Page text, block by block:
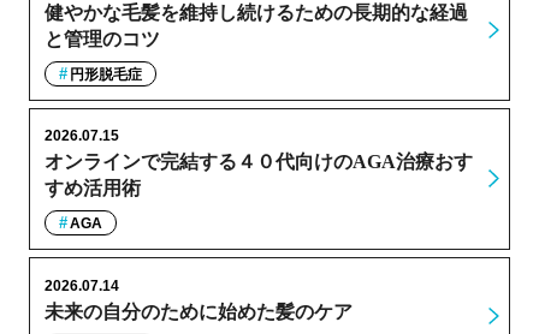
健やかな毛髪を維持し続けるための長期的な経過
と管理のコツ
円形脱毛症
オンラインで完結する４０代向けのAGA治療おす
すめ活用術
2026.07.15
AGA
未来の自分のために始めた髪のケア
2026.07.14